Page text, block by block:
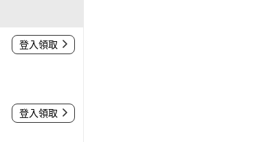
登入領取
登入領取